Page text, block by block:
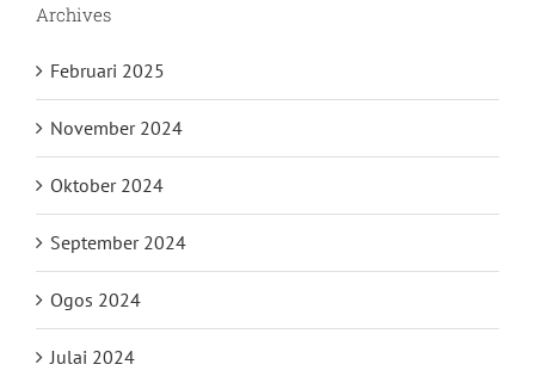
Archives
Februari 2025
November 2024
Oktober 2024
September 2024
Ogos 2024
Julai 2024